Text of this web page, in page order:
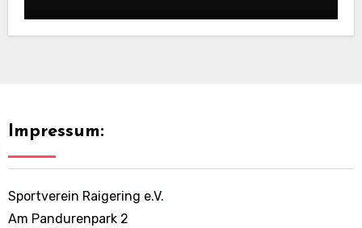
Impressum:
Sportverein Raigering e.V.
Am Pandurenpark 2